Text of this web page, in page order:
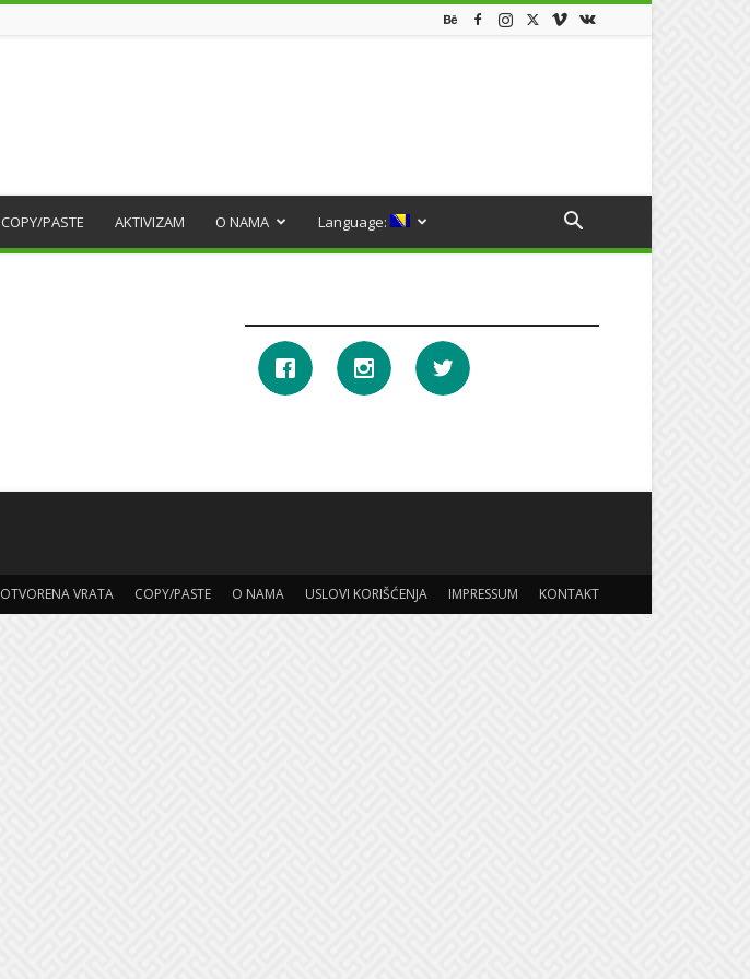
COPY/PASTE AKTIVIZAM O NAMA Language:
OTVORENA VRATA COPY/PASTE O NAMA USLOVI KORIŠĆENJA IMPRESSUM KONTAKT